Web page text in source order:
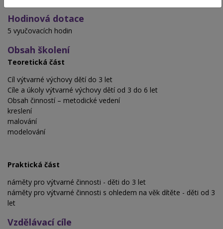
Hodinová dotace
5 vyučovacích hodin
Obsah školení
Teoretická část
Cíl výtvarné výchovy dětí do 3 let
Cíle a úkoly výtvarné výchovy dětí od 3 do 6 let
Obsah činností – metodické vedení
kreslení
malování
modelování
Praktická část
náměty pro výtvarné činnosti - děti do 3 let
náměty pro výtvarné činnosti s ohledem na věk dítěte - děti od 3
let
Vzdělávací cíle